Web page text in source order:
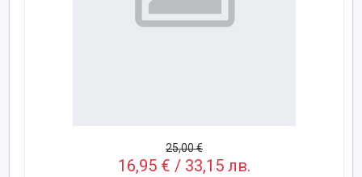
25,00 €
16,95 € / 33,15 лв.